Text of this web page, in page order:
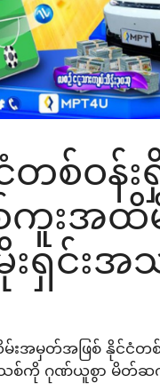
တစ်ဝန်
စ်ကူးအ
မိုးရှင်
းအမှတ်အဖြစ် နိုင်ငံတစ်
းအသစ်ကို ဂုဏ်ယူစွာ မိ